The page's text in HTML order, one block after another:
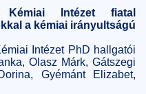
Intézet fiatal
a kémiai irányultságú
Intézet PhD hallgatói
Olasz Márk, Gátszegi
Gyémánt Elizabet,